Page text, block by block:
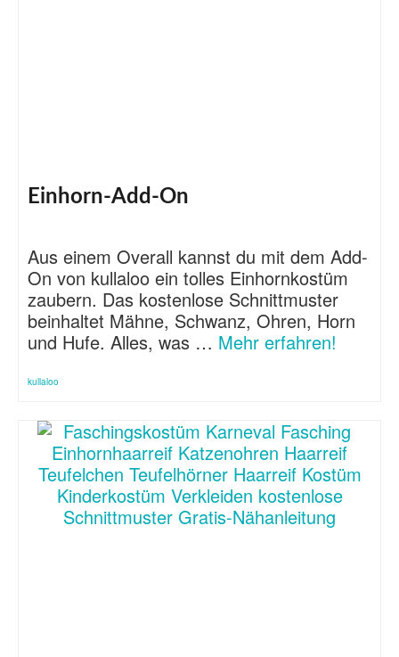
Einhorn-Add-On
Aus einem Overall kannst du mit dem Add-
On von kullaloo ein tolles Einhornkostüm
zaubern. Das kostenlose Schnittmuster
beinhaltet Mähne, Schwanz, Ohren, Horn
und Hufe. Alles, was … Mehr erfahren!
kullaloo